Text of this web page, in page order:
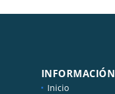
INFORMACIÓN
Inicio